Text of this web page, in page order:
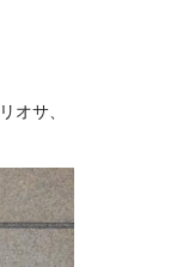
オサ、